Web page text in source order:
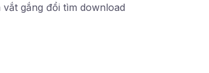
gắng đổi tìm download